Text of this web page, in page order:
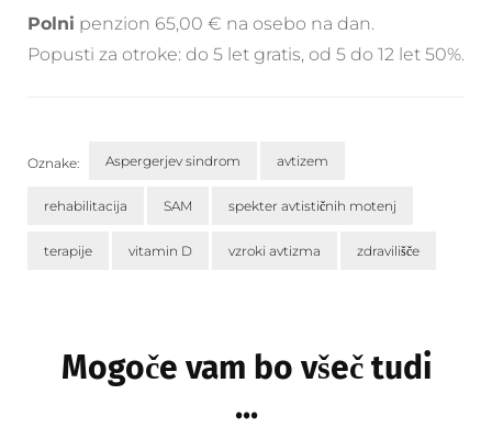
Polni penzion 65,00 € na osebo na dan.
Popusti za otroke: do 5 let gratis, od 5 do 12 let 50%.
Oznake: Aspergerjev sindrom avtizem
rehabilitacija SAM spekter avtističnih motenj
terapije vitamin D vzroki avtizma zdravilišče
Mogoče vam bo všeč tudi
...